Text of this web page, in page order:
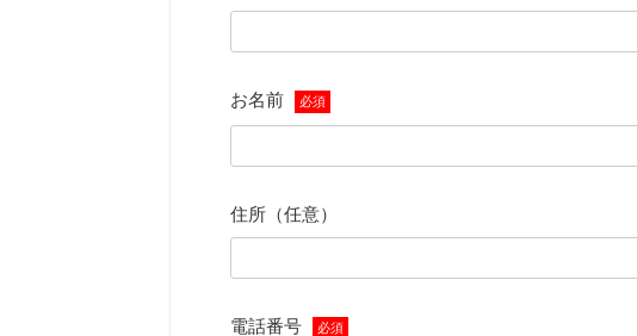
お名前 必須
住所（任意）
電話番号 必須